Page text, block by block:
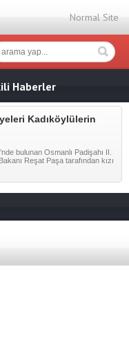
Normal Site
Haberler
Kadıköylülerin
bulunan Osmanlı Padişahı II.
Reşat Paşa tarafından kızı